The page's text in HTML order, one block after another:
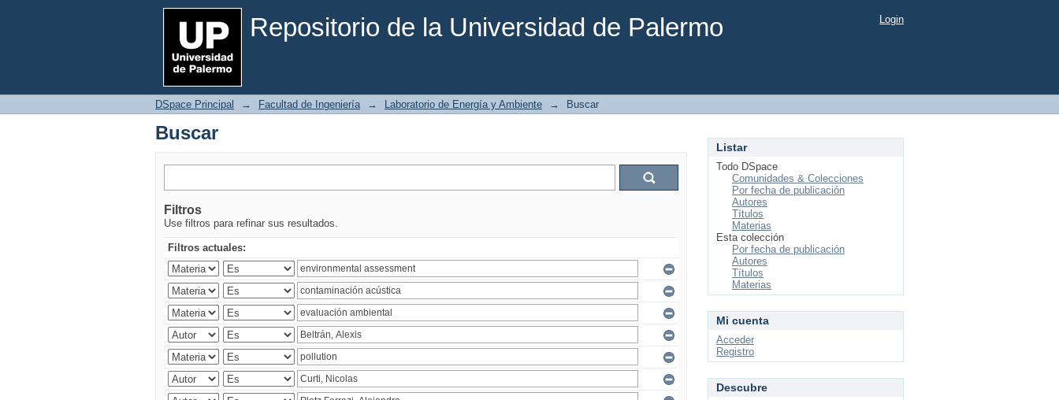
Repositorio de la Universidad de Palermo
Buscar Login
DSpace Principal → Facultad de Ingeniería → Laboratorio de Energía y Ambiente → Buscar
Buscar
Filtros
Use filtros para refinar sus resultados.
Filtros actuales:
Listar
Todo DSpace
Comunidades & Colecciones
Por fecha de publicación
Autores
Títulos
Materias
Esta colección
Por fecha de publicación
Autores
Títulos
Materias
Mi cuenta
Acceder
Registro
Descubre